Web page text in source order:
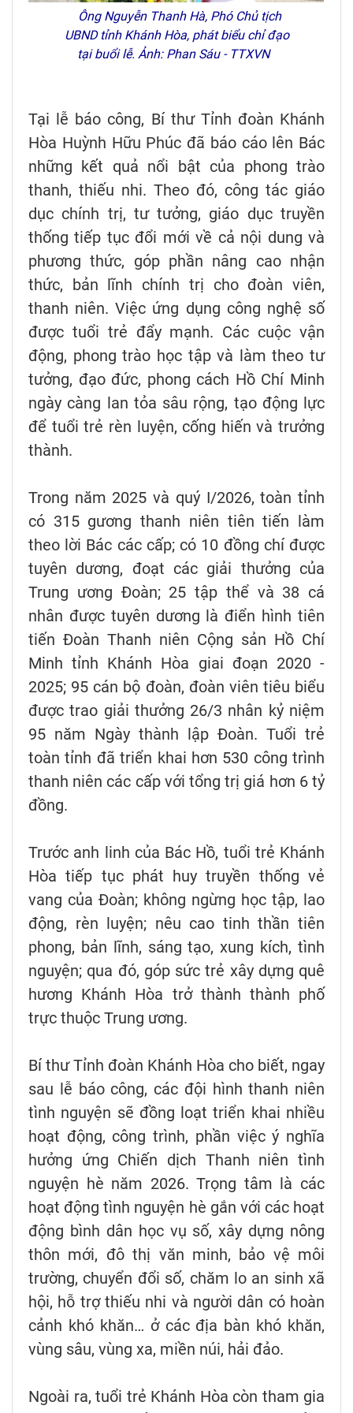
Ông Nguyễn Thanh Hà, Phó Chủ tịch
UBND tỉnh Khánh Hòa, phát biểu chỉ đạo
tại buổi lễ. Ảnh: Phan Sáu - TTXVN
Tại lễ báo công, Bí thư Tỉnh đoàn Khánh
Hòa Huỳnh Hữu Phúc đã báo cáo lên Bác
những kết quả nổi bật của phong trào
thanh, thiếu nhi. Theo đó, công tác giáo
dục chính trị, tư tưởng, giáo dục truyền
thống tiếp tục đổi mới về cả nội dung và
phương thức, góp phần nâng cao nhận
thức, bản lĩnh chính trị cho đoàn viên,
thanh niên. Việc ứng dụng công nghệ số
được tuổi trẻ đẩy mạnh. Các cuộc vận
động, phong trào học tập và làm theo tư
tưởng, đạo đức, phong cách Hồ Chí Minh
ngày càng lan tỏa sâu rộng, tạo động lực
để tuổi trẻ rèn luyện, cống hiến và trưởng
thành.
Trong năm 2025 và quý I/2026, toàn tỉnh
có 315 gương thanh niên tiên tiến làm
theo lời Bác các cấp; có 10 đồng chí được
tuyên dương, đoạt các giải thưởng của
Trung ương Đoàn; 25 tập thể và 38 cá
nhân được tuyên dương là điển hình tiên
tiến Đoàn Thanh niên Cộng sản Hồ Chí
Minh tỉnh Khánh Hòa giai đoạn 2020 -
2025; 95 cán bộ đoàn, đoàn viên tiêu biểu
được trao giải thưởng 26/3 nhân kỷ niệm
95 năm Ngày thành lập Đoàn. Tuổi trẻ
toàn tỉnh đã triển khai hơn 530 công trình
thanh niên các cấp với tổng trị giá hơn 6 tỷ
đồng.
Trước anh linh của Bác Hồ, tuổi trẻ Khánh
Hòa tiếp tục phát huy truyền thống vẻ
vang của Đoàn; không ngừng học tập, lao
động, rèn luyện; nêu cao tinh thần tiên
phong, bản lĩnh, sáng tạo, xung kích, tình
nguyện; qua đó, góp sức trẻ xây dựng quê
hương Khánh Hòa trở thành thành phố
trực thuộc Trung ương.
Bí thư Tỉnh đoàn Khánh Hòa cho biết, ngay
sau lễ báo công, các đội hình thanh niên
tình nguyện sẽ đồng loạt triển khai nhiều
hoạt động, công trình, phần việc ý nghĩa
hưởng ứng Chiến dịch Thanh niên tình
nguyện hè năm 2026. Trọng tâm là các
hoạt động tình nguyện hè gắn với các hoạt
động bình dân học vụ số, xây dựng nông
thôn mới, đô thị văn minh, bảo vệ môi
trường, chuyển đổi số, chăm lo an sinh xã
hội, hỗ trợ thiếu nhi và người dân có hoàn
cảnh khó khăn… ở các địa bàn khó khăn,
vùng sâu, vùng xa, miền núi, hải đảo.
Ngoài ra, tuổi trẻ Khánh Hòa còn tham gia